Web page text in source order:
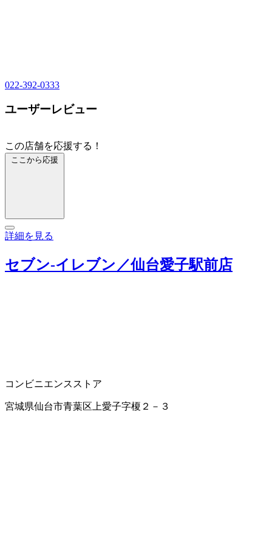
022-392-0333
ユーザーレビュー
この店舗を応援する！
ここから応援
詳細を見る
セブン‐イレブン／仙台愛子駅前店
コンビニエンスストア
宮城県仙台市青葉区上愛子字榎２－３